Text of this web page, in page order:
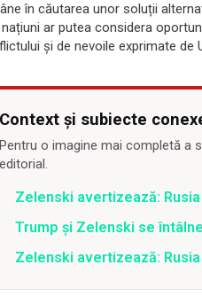
în căutarea unor soluții
ar putea considera
și de nevoile exprimate de
Context și subiecte
Pentru o imagine mai completă a
editorial.
Zelenski avertizează:
Trump și Zelenski se
Zelenski avertizează: